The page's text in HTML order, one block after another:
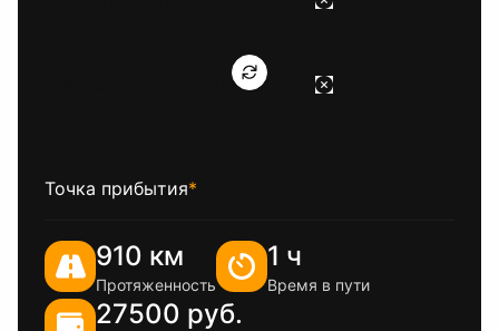
Точка прибытия*
910 км
Протяженность
1 ч
Время в пути
27500 руб.